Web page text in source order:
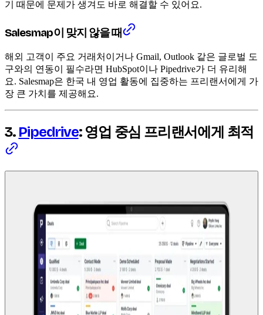
기 때문에 문제가 생겨도 바로 해결할 수 있어요.
Salesmap이 맞지 않을 때
해외 고객이 주요 거래처이거나 Gmail, Outlook 같은 글로벌 도
구와의 연동이 필수라면 HubSpot이나 Pipedrive가 더 유리해
요. Salesmap은 한국 내 영업 활동에 집중하는 프리랜서에게 가
장 큰 가치를 제공해요.
3. Pipedrive: 영업 중심 프리랜서에게 최적